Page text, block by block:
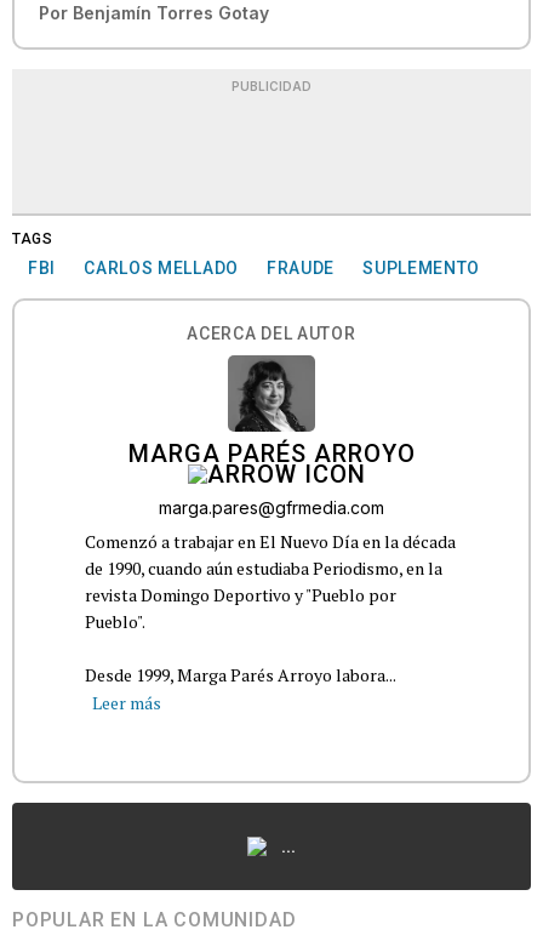
Por Benjamín Torres Gotay
PUBLICIDAD
TAGS
FBI CARLOS MELLADO FRAUDE SUPLEMENTO
ACERCA DEL AUTOR
MARGA PARÉS ARROYO
marga.pares@gfrmedia.com
Comenzó a trabajar en El Nuevo Día en la década
de 1990, cuando aún estudiaba Periodismo, en la
revista Domingo Deportivo y "Pueblo por
Pueblo".
Desde 1999, Marga Parés Arroyo labora...
Leer más
...
POPULAR EN LA COMUNIDAD